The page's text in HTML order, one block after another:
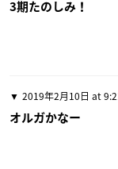
3期たのしみ！
2019年2月10日 at
オルガかなー